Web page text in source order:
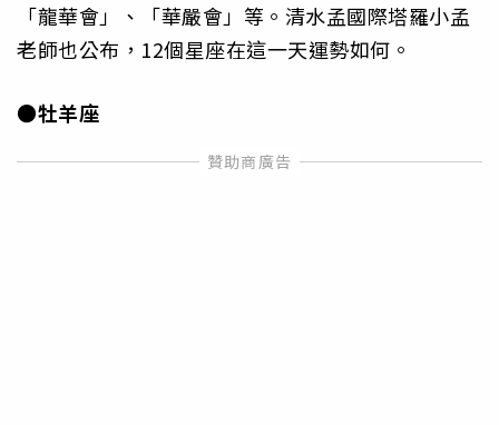
「龍華會」、「華嚴會」等。清水孟國際塔羅小孟
老師也公布，12個星座在這一天運勢如何。
●牡羊座